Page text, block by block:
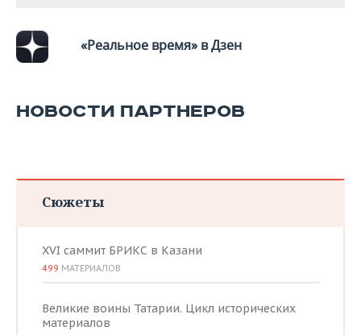
«Реальное время» в Дзен
НОВОСТИ ПАРТНЕРОВ
Сюжеты
XVI саммит БРИКС в Казани
499 МАТЕРИАЛОВ
Великие воины Татарии. Цикл исторических
материалов